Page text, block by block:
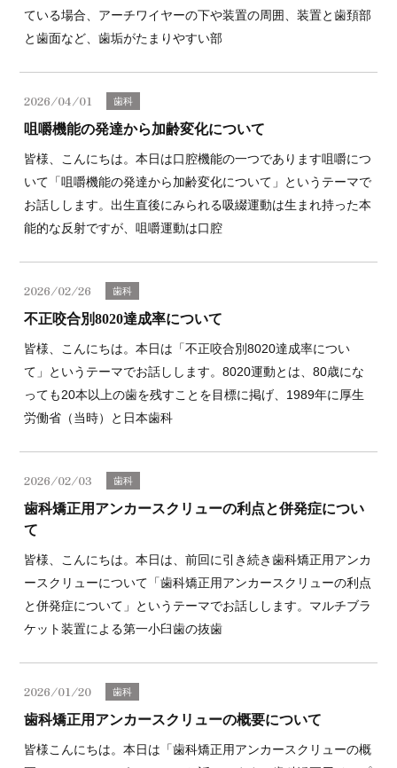
ている場合、アーチワイヤーの下や装置の周囲、装置と歯頚部
と歯面など、歯垢がたまりやすい部
2026/04/01 歯科
咀嚼機能の発達から加齢変化について
皆様、こんにちは。本日は口腔機能の一つであります咀嚼につ
いて「咀嚼機能の発達から加齢変化について」というテーマで
お話しします。出生直後にみられる吸綴運動は生まれ持った本
能的な反射ですが、咀嚼運動は口腔
2026/02/26 歯科
不正咬合別8020達成率について
皆様、こんにちは。本日は「不正咬合別8020達成率につい
て」というテーマでお話しします。8020運動とは、80歳にな
っても20本以上の歯を残すことを目標に掲げ、1989年に厚生
労働省（当時）と日本歯科
2026/02/03 歯科
歯科矯正用アンカースクリューの利点と併発症につい
て
皆様、こんにちは。本日は、前回に引き続き歯科矯正用アンカ
ースクリューについて「歯科矯正用アンカースクリューの利点
と併発症について」というテーマでお話しします。マルチブラ
ケット装置による第一小臼歯の抜歯
2026/01/20 歯科
歯科矯正用アンカースクリューの概要について
皆様こんにちは。本日は「歯科矯正用アンカースクリューの概